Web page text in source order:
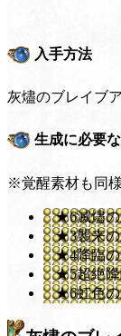
入手方法
灰燼のブレイブ
生成に必要
※覚醒素材も同
★6滅燼の
★3襲来の
★4降臨の
★5超絶降
★6虹色の